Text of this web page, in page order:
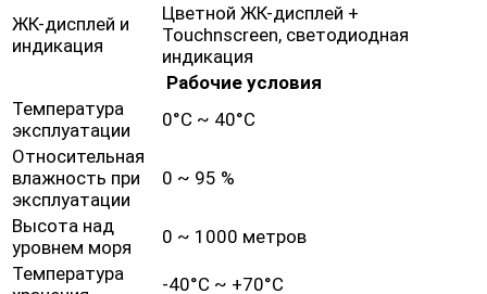
ЖК-дисплей и
индикация
Цветной ЖК-дисплей +
Touchnscreen, светодиодная
индикация
Рабочие условия
Температура
эксплуатации
0°C ~ 40°C
Относительная
влажность при
эксплуатации
0 ~ 95 %
Высота над
уровнем моря
0 ~ 1000 метров
Температура
-40°C ~ +70°C